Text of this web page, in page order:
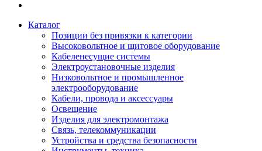
Каталог
Позиции без привязки к категории
Высоковольтное и щитовое оборудование
Кабеленесущие системы
Электроустановочные изделия
Низковольтное и промышленное
электрооборудование
Кабели, провода и аксессуары
Освещение
Изделия для электромонтажа
Связь, телекоммуникации
Устройства и средства безопасности